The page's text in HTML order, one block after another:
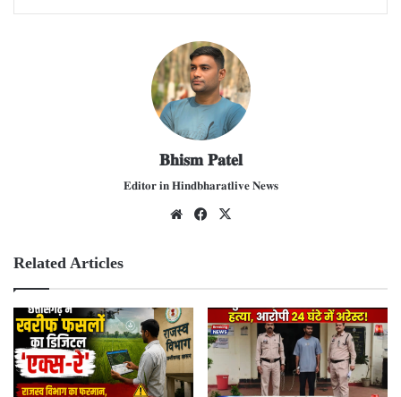
𝐁𝐡𝐢𝐬𝐦 𝐏𝐚𝐭𝐞𝐥
𝐄𝐝𝐢𝐭𝐨𝐫 𝐢𝐧 𝐇𝐢𝐧𝐝𝐛𝐡𝐚𝐫𝐚𝐭𝐥𝐢𝐯𝐞 𝐍𝐞𝐰𝐬
We
Fac
Related Articles